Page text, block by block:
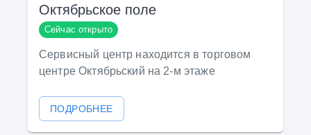
Октябрьское поле
Сейчас открыто
Сервисный центр находится в торговом
центре Октябрьский на 2-м этаже
ПОДРОБНЕЕ